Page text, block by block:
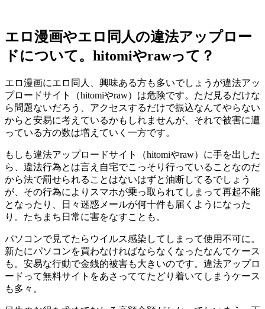
エロ漫画やエロ同人の違法アップロー
ドについて。hitomiやrawって？
エロ漫画にエロ同人、興味ある方も多いでしょうが違法アッ
プロードサイト（hitomiやraw）は危険です。ただ見るだけな
ら問題ないだろう、アクセスするだけで振込なんてやらない
からと安易に考えているかもしれませんが、それで被害に遭
っている方の数は増えていく一方です。
もしも違法アップロードサイト（hitomiやraw）に手を出した
ら、違法行為とは言え自宅でこっそり行っていることなのだ
から法で罰せられることはないはずと油断してるでしょう
が、その行為によりスマホが乗っ取られてしまって再起不能
となったり、日々迷惑メールが何十件も届くようになった
り。たちまち日常に害をなすことも。
パソコンで見てたらウイルス感染してしまって使用不可に。
新たにパソコンを買わなければならなくなったなんてケース
も。安易な行動で金銭的被害も大きいのです。違法アップロ
ードって無料サイトをあさっててたどり着いてしまうケース
も多々。